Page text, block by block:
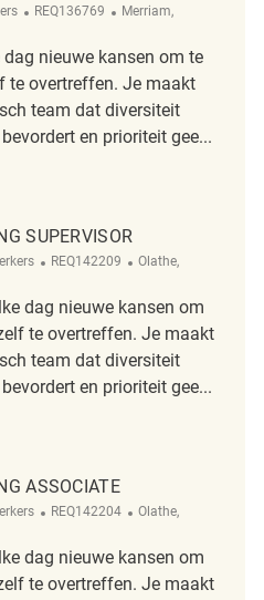
ReqId
REQ136769 Plaats
Merriam,
nieuwe kansen om te
te overtreffen. Je maakt
team dat diversiteit
en prioriteit gee...
REQ136769
SUPERVISOR
ReqId
REQ142209 Plaats
Olathe,
dag nieuwe kansen om
te overtreffen. Je maakt
team dat diversiteit
en prioriteit gee...
Supervisor REQ142209
ASSOCIATE
ReqId
REQ142204 Plaats
Olathe,
dag nieuwe kansen om
te overtreffen. Je maakt